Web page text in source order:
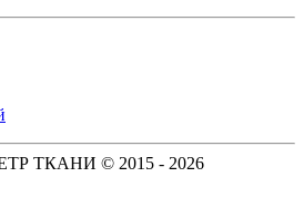
ТКАНИ © 2015 - 2026